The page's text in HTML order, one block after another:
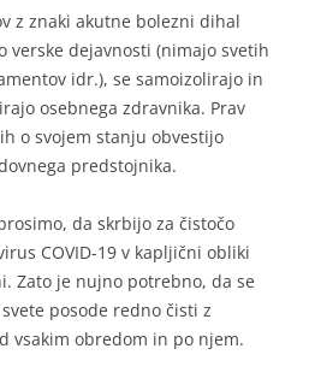
z znaki akutne bolezni dihal
verske dejavnosti (nimajo svetih
idr.), se samoizolirajo in
osebnega zdravnika. Prav
o svojem stanju obvestijo
predstojnika.
da skrbijo za čistočo
COVID-19 v kapljični obliki
Zato je nujno potrebno, da se
posode redno čisti z
vsakim obredom in po njem.